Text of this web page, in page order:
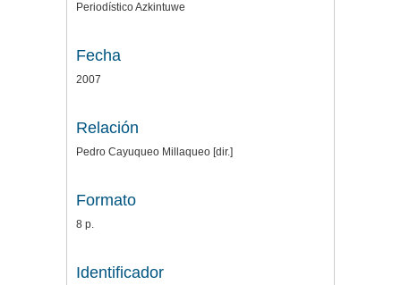
Periodístico Azkintuwe
Fecha
2007
Relación
Pedro Cayuqueo Millaqueo [dir.]
Formato
8 p.
Identificador